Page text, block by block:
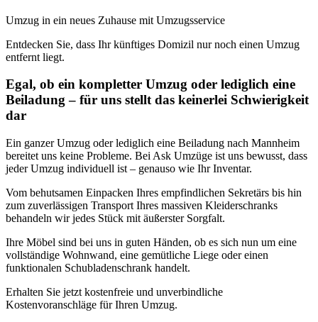
Umzug in ein neues Zuhause mit Umzugsservice
Entdecken Sie, dass Ihr künftiges Domizil nur noch einen Umzug
entfernt liegt.
Egal, ob ein kompletter Umzug oder lediglich eine
Beiladung – für uns stellt das keinerlei Schwierigkeit
dar
Ein ganzer Umzug oder lediglich eine Beiladung nach Mannheim
bereitet uns keine Probleme. Bei Ask Umzüge ist uns bewusst, dass
jeder Umzug individuell ist – genauso wie Ihr Inventar.
Vom behutsamen Einpacken Ihres empfindlichen Sekretärs bis hin
zum zuverlässigen Transport Ihres massiven Kleiderschranks
behandeln wir jedes Stück mit äußerster Sorgfalt.
Ihre Möbel sind bei uns in guten Händen, ob es sich nun um eine
vollständige Wohnwand, eine gemütliche Liege oder einen
funktionalen Schubladenschrank handelt.
Erhalten Sie jetzt kostenfreie und unverbindliche
Kostenvoranschläge für Ihren Umzug.